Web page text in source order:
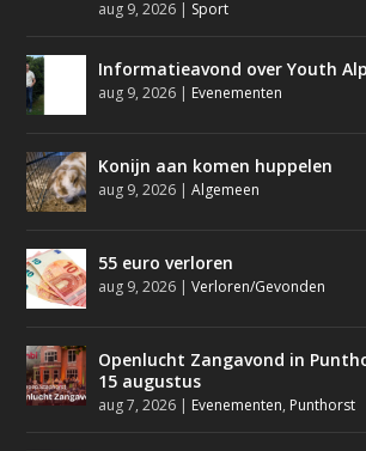
aug 9, 2026 | Sport
Informatieavond over Youth
aug 9, 2026 | Evenementen
Konijn aan komen huppelen
aug 9, 2026 |Algemeen
55 euro verloren
aug 9, 2026 |Verloren/Gevonden
Openlucht Zangavond in
15 augustus
aug 7, 2026 | Evenementen, Punthorst